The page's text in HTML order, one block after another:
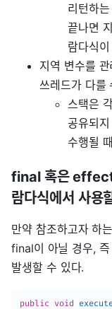
리턴하
끝나면
람다식
지역 변수를
쓰레드가 다를
스택은
공유되
수행될
final 혹은
람다식에서 사용
만약 참조하고자 하
final이 아닐 경우,
발생할 수 있다.
public void